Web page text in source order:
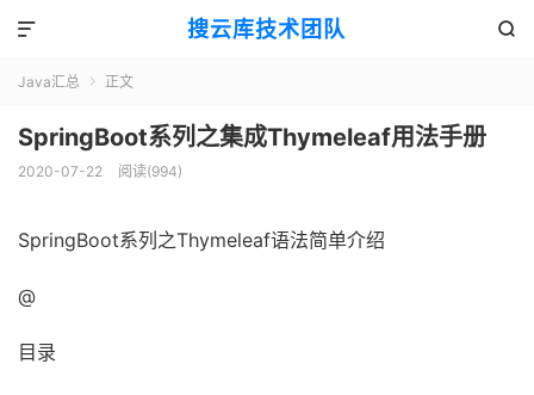
搜云库技术团队 

Java汇总  正文
SpringBoot系列之集成Thymeleaf用法手册
2020-07-22 阅读(994)
SpringBoot系列之Thymeleaf语法简单介绍
@
目录